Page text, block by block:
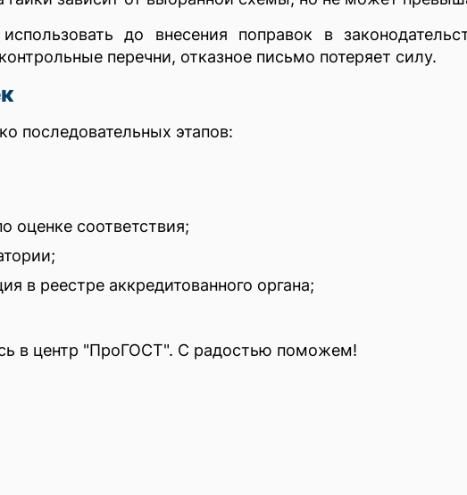
до внесения поправок в
перечни, отказное письмо потеряет силу.
последовательных этапов:
оценке соответствия;
в реестре аккредитованного органа;
в центр "ПроГОСТ". С радостью поможем!